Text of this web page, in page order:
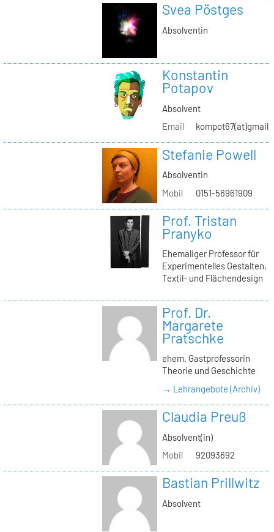
Svea Pöstges
Absolventin
Konstantin
Potapov
Absolvent
Email
Stefanie Powell
Absolventin
Mobil
0151-56961909
Prof. Tristan
Pranyko
Ehemaliger Professor für
Experimentelles Gestalten,
Textil- und Flächendesign
Prof. Dr.
Margarete
Pratschke
ehem. Gastprofessorin
Theorie und Geschichte
→ Lehrangebote (Archiv)
Claudia Preuß
Absolvent(in)
Mobil
92093692
Bastian Prillwitz
Absolvent